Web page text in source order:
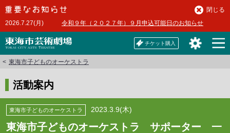
本
文
へ2026.7.27(月) 令和９年（２０２７年）９月申込可能日のお知らせ
閉じる
チケット購入
東海市子どものオーケストラ
活動案内
東海市子どものオーケストラ 2023.3.9(木)
東海市子どものオーケストラ サポーター 一